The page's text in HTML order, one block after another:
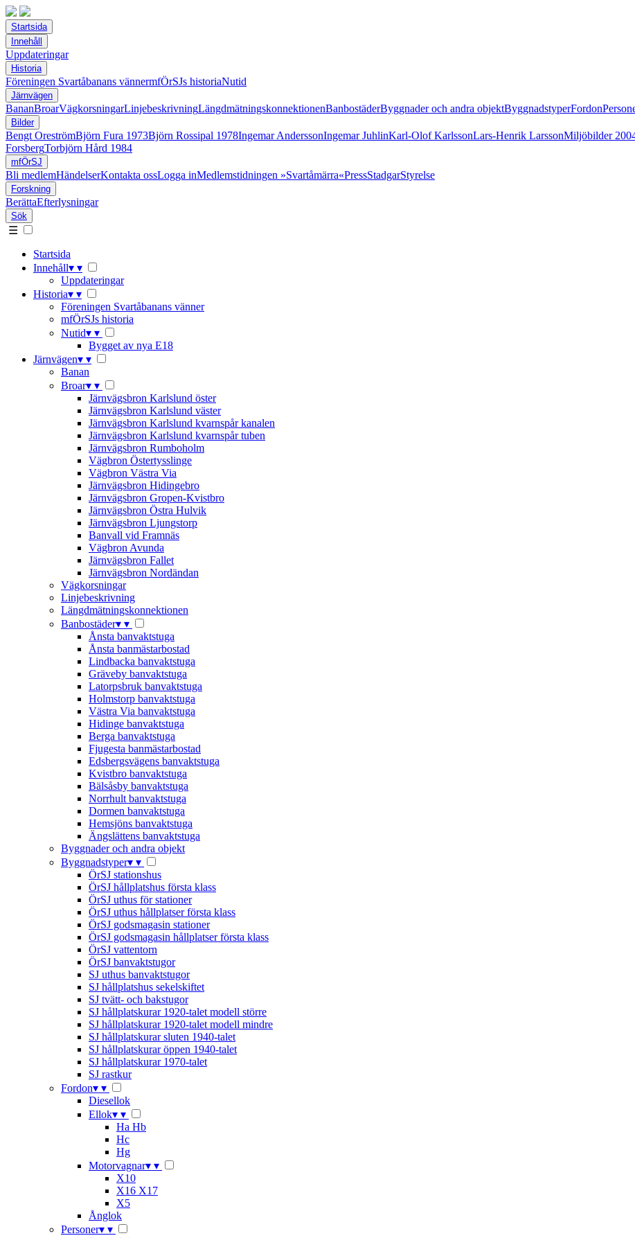
Startsida
Innehåll
Uppdateringar
Historia
Föreningen Svartåbanans vännermfÖrSJs historiaNutid
Järnvägen
BananBroarVägkorsningarLinjebeskrivningLängdmätningskonnektionenBanbostäderByggnader och andra objektByggnadstyperFordon
Bilder
Bengt OreströmBjörn Fura 1973Björn Rossipal 1978Ingemar AnderssonIngemar JuhlinKarl-Olof KarlssonLars-Henrik LarssonMiljöbilder
ForsbergTorbjörn Hård 1984
mfÖrSJ
Bli medlemHändelserKontakta ossLogga inMedlemstidningen »Svartåmärra«PressStadgarStyrelse
Forskning
BerättaEfterlysningar
Sök
☰
Startsida
Innehåll▾ ▾
Uppdateringar
Historia▾ ▾
Föreningen Svartåbanans vänner
mfÖrSJs historia
Nutid▾ ▾
Bygget av nya E18
Järnvägen▾ ▾
Banan
Broar▾ ▾
Järnvägsbron Karlslund öster
Järnvägsbron Karlslund väster
Järnvägsbron Karlslund kvarnspår kanalen
Järnvägsbron Karlslund kvarnspår tuben
Järnvägsbron Rumboholm
Vägbron Östertysslinge
Vägbron Västra Via
Järnvägsbron Hidingebro
Järnvägsbron Gropen-Kvistbro
Järnvägsbron Östra Hulvik
Järnvägsbron Ljungstorp
Banvall vid Framnäs
Vägbron Avunda
Järnvägsbron Fallet
Järnvägsbron Nordändan
Vägkorsningar
Linjebeskrivning
Längdmätningskonnektionen
Banbostäder▾ ▾
Ånsta banvaktstuga
Ånsta banmästarbostad
Lindbacka banvaktstuga
Gräveby banvaktstuga
Latorpsbruk banvaktstuga
Holmstorp banvaktstuga
Västra Via banvaktstuga
Hidinge banvaktstuga
Berga banvaktstuga
Fjugesta banmästarbostad
Edsbergsvägens banvaktstuga
Kvistbro banvaktstuga
Bälsåsby banvaktstuga
Norrhult banvaktstuga
Dormen banvaktstuga
Hemsjöns banvaktstuga
Ängslättens banvaktstuga
Byggnader och andra objekt
Byggnadstyper▾ ▾
ÖrSJ stationshus
ÖrSJ hållplatshus första klass
ÖrSJ uthus för stationer
ÖrSJ uthus hållplatser första klass
ÖrSJ godsmagasin stationer
ÖrSJ godsmagasin hållplatser första klass
ÖrSJ vattentorn
ÖrSJ banvaktstugor
SJ uthus banvaktstugor
SJ hållplatshus sekelskiftet
SJ tvätt- och bakstugor
SJ hållplatskurar 1920-talet modell större
SJ hållplatskurar 1920-talet modell mindre
SJ hållplatskurar sluten 1940-talet
SJ hållplatskurar öppen 1940-talet
SJ hållplatskurar 1970-talet
SJ rastkur
Fordon▾ ▾
Diesellok
Ellok▾ ▾
Ha Hb
Hc
Hg
Motorvagnar▾ ▾
X10
X16 X17
X5
Ånglok
Personer▾ ▾